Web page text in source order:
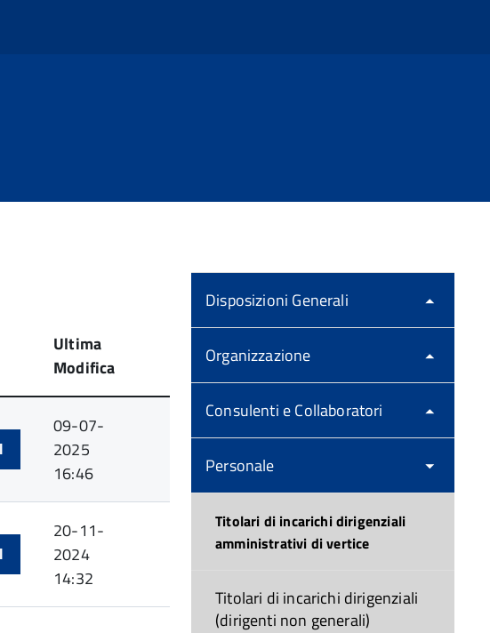
Ultima
Modifica
09-07-
2025
16:46
20-11-
2024
14:32
Disposizioni Generali
Organizzazione
Consulenti e Collaboratori
Personale
Titolari di incarichi dirigenziali
amministrativi di vertice
Titolari di incarichi dirigenziali
(dirigenti non generali)